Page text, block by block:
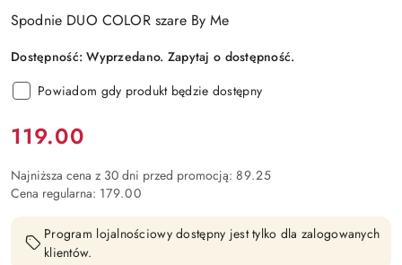
Spodnie DUO COLOR szare By Me
Dostępność:Wyprzedano. Zapytaj o dostępność.
Powiadom gdy produkt będzie dostępny
Cena:
119.00
Najniższa cena z 30 dni przed promocją: 89.25
Cena regularna: 179.00
Program lojalnościowy dostępny jest tylko dla zalogowanych
klientów.